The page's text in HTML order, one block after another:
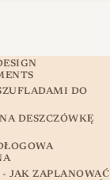
DO
DESZCZÓWKĘ
JAK ZAPLANOWAĆ